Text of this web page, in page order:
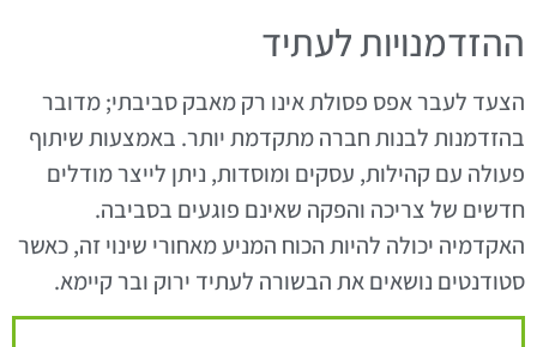
ההזדמנויות לעתיד
הצעד לעבר אפס פסולת אינו רק מאבק סביבתי; מדובר
בהזדמנות לבנות חברה מתקדמת יותר. באמצעות שיתוף
פעולה עם קהילות, עסקים ומוסדות, ניתן לייצר מודלים
חדשים של צריכה והפקה שאינם פוגעים בסביבה.
האקדמיה יכולה להיות הכוח המניע מאחורי שינוי זה, כאשר
סטודנטים נושאים את הבשורה לעתיד ירוק ובר קיימא.